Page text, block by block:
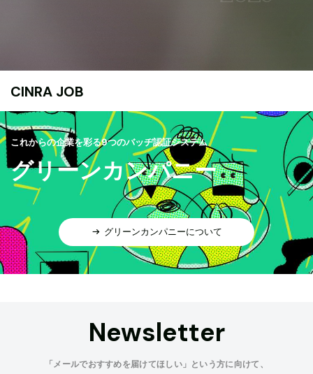
CINRA JOB
これからの企業を彩る9つのバッヂ認証システム
グリーンカンパニー
グリーンカンパニーについて
Newsletter
「メールでおすすめを届けてほしい」という方に向けて、